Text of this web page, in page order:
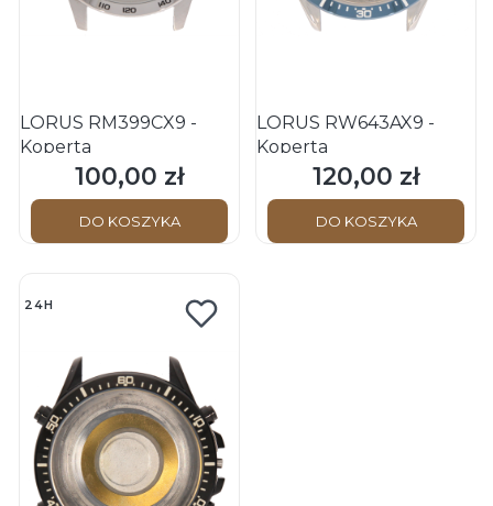
LORUS RM399CX9 -
Koperta
Cena
100,00 zł
DO KOSZYKA
LORUS RW643AX9 -
Koperta
Cena
120,00 zł
DO KOSZYKA
24H